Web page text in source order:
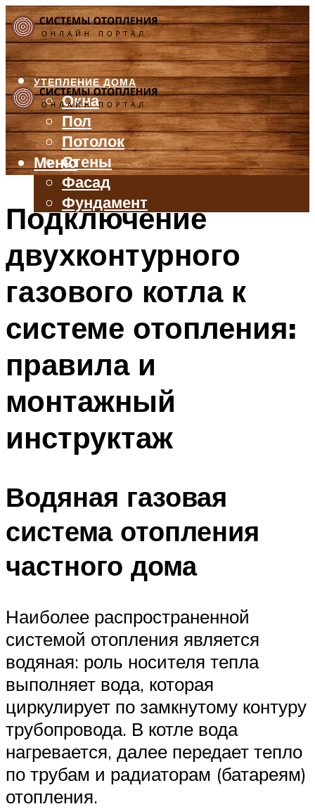
УТЕПЛЕНИЕ ДОМА
Окна
Пол
Потолок
Стены
Фасад
Фундамент
БАЛКОН И ЛОДЖИЯ
ВЕНТИЛЯЦИЯ
ТРУБЫ
Меню
Меню
Подключение
двухконтурного
газового котла к
системе отопления:
правила и
монтажный
инструктаж
Водяная газовая
система отопления
частного дома
Наиболее распространенной
системой отопления является
водяная: роль носителя тепла
выполняет вода, которая
циркулирует по замкнутому контуру
трубопровода. В котле вода
нагревается, далее передает тепло
по трубам и радиаторам (батареям)
отопления.